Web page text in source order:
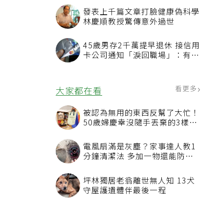
發表上千篇文章打臉健康偽科學
林慶順教授驚傳意外過世
45歲男存2千萬提早退休 接信用
卡公司通知「淚回職場」：有錢
大家都在看 看更多
被認為無用的東西反幫了大忙！
50歲婦慶幸沒隨手丟棄的3樣物
電風扇滿是灰塵？家事達人教1
分鐘清潔法 多加一物還能防髒
坪林獨居老翁離世無人知 13犬
守屋護遺體伴最後一程